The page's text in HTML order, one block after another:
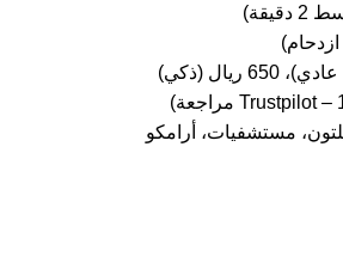
ازدحام)
مستشفيات، أرامكو